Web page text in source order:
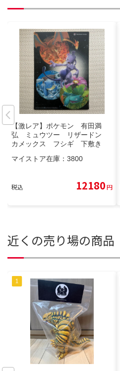
【激レア】ポケモン 有田満
弘 ミュウツー リザードン
カメックス フシギ 下敷き
マイストア在庫： 3800
税込 12180円
近くの売り場の商品